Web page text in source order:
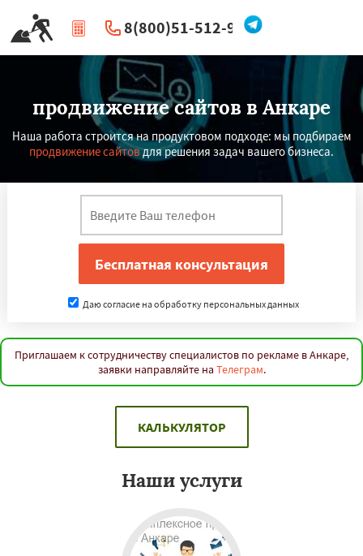
8(800)51-512-96
| Перезвоните мне
продвижение сайтов в Анкаре
Наша работа строится на продуктовом подходе: мы подбираем
продвижение сайтовдля решения задач вашего бизнеса.
Даю согласие на обработку персональных данных
Приглашаем к сотрудничеству специалистов по рекламе в Анкаре,
заявки направляйте на Телеграм.
КАЛЬКУЛЯТОР
Наши услуги